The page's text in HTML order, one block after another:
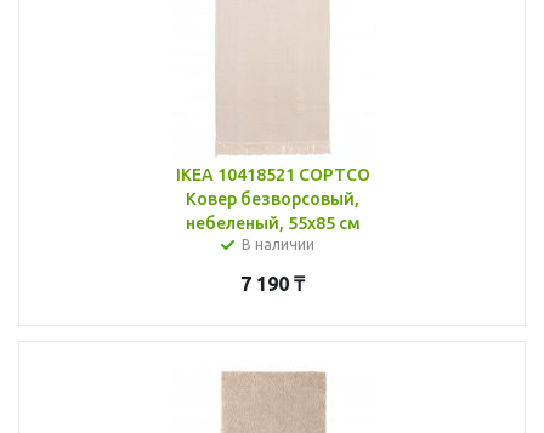
IKEA 10418521 СОРТСО
Ковер безворсовый,
небеленый, 55x85 см
В наличии
7 190 ₸